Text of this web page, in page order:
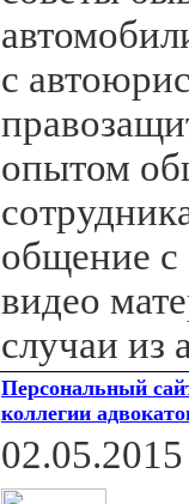
с
опытом
общение с
видео
случаи из
Персональный
коллегии
02.05.2015